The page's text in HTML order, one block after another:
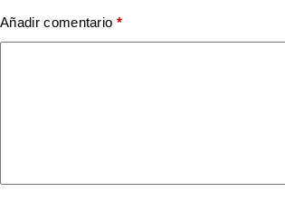
Añadir comentario *